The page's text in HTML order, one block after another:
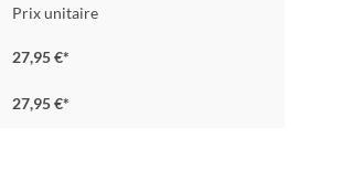
Prix unitaire
27,95 €*
27,95 €*